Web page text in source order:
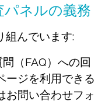
ネルの義務
組んでいます:
（FAQ）への回
ージを利用できる
お問い合わせフォ